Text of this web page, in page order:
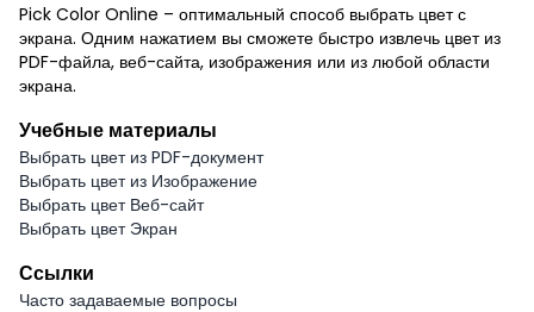
Pick Color Online – оптимальный способ выбрать цвет с
экрана. Одним нажатием вы сможете быстро извлечь цвет из
PDF-файла, веб-сайта, изображения или из любой области
экрана.
Учебные материалы
Выбрать цвет из PDF-документ
Выбрать цвет из Изображение
Выбрать цвет Веб-сайт
Выбрать цвет Экран
Ссылки
Часто задаваемые вопросы